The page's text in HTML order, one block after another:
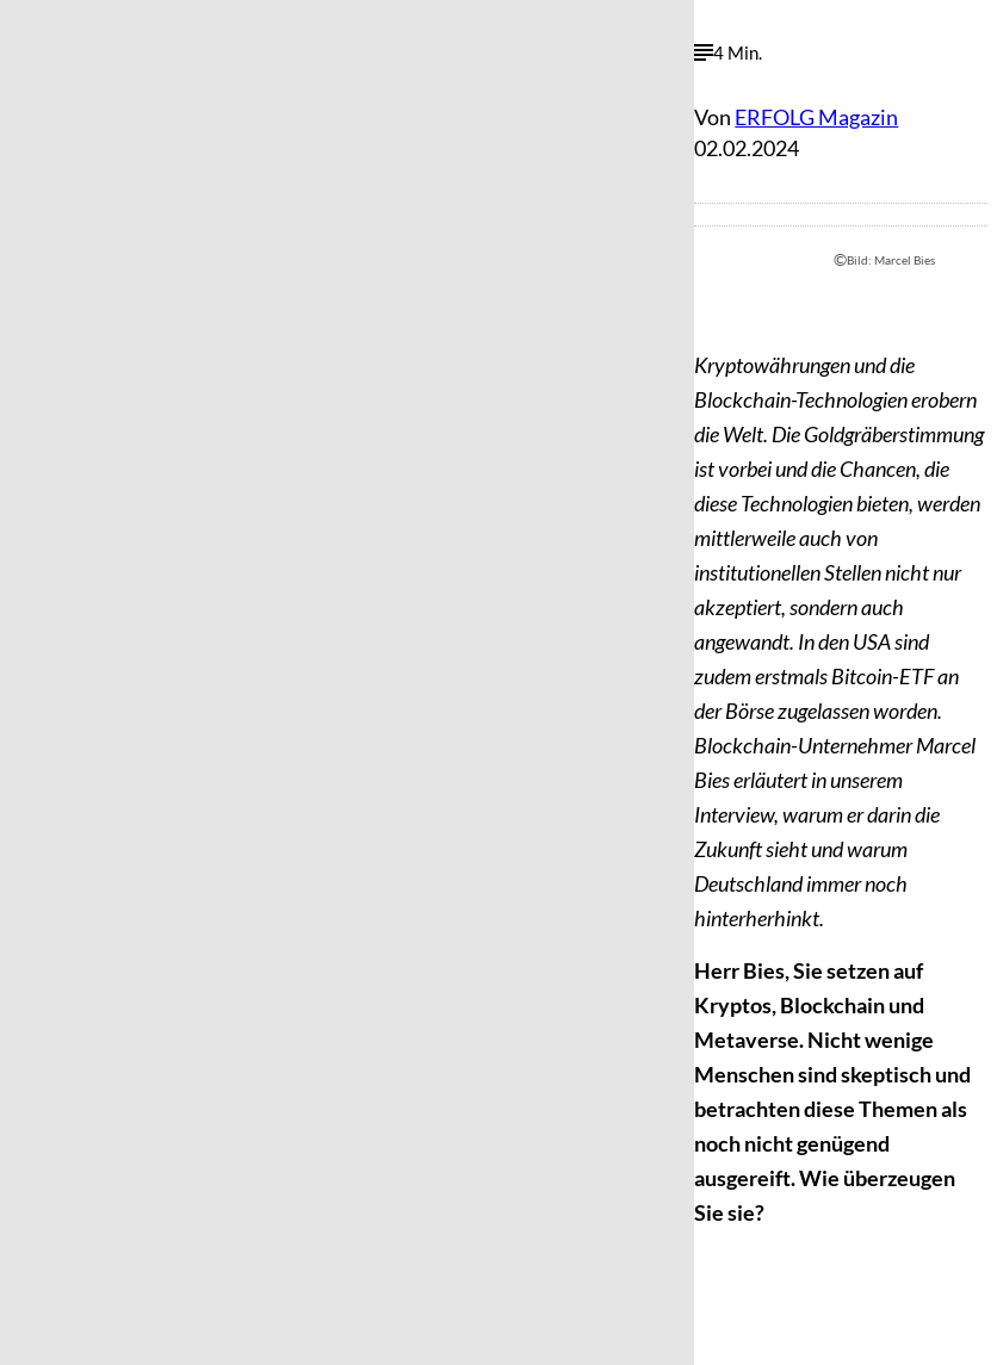
4 Min.
Von ERFOLG Magazin
02.02.2024
©Bild: Marcel Bies
Kryptowährungen und die
Blockchain-Technologien erobern
die Welt. Die Goldgräberstimmung
ist vorbei und die Chancen, die
diese Technologien bieten, werden
mittlerweile auch von
institutionellen Stellen nicht nur
akzeptiert, sondern auch
angewandt. In den USA sind
zudem erstmals Bitcoin-ETF an
der Börse zugelassen worden.
Blockchain-Unternehmer Marcel
Bies erläutert in unserem
Interview, warum er darin die
Zukunft sieht und warum
Deutschland immer noch
hinterherhinkt.
Herr Bies, Sie setzen auf
Kryptos, Blockchain und
Metaverse. Nicht wenige
Menschen sind skeptisch und
betrachten diese Themen als
noch nicht genügend
ausgereift. Wie überzeugen
Sie sie?